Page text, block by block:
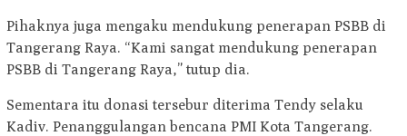
Pihaknya juga mengaku mendukung penerapan PSBB di
Tangerang Raya. “Kami sangat mendukung penerapan
PSBB di Tangerang Raya,” tutup dia.
Sementara itu donasi tersebur diterima Tendy selaku
Kadiv. Penanggulangan bencana PMI Kota Tangerang.